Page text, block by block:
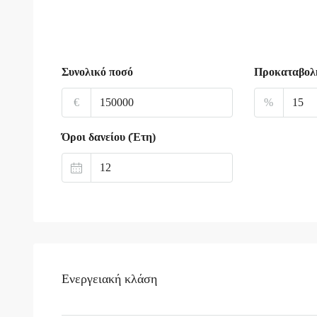
Συνολικό ποσό
€ %
Όροι δανείου (Έτη)
Ενεργειακή κλάση